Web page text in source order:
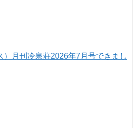
）月刊冷泉荘2026年7月号できまし